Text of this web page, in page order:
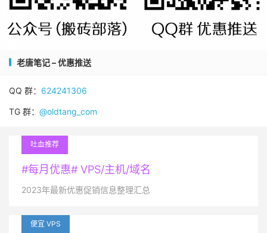
老唐笔记 – 优惠推送
QQ 群： 624241306
TG 群： @oldtang_com
吐血推荐
#每月优惠# VPS/主机/域名
2023年最新优惠促销信息整理汇总
便宜 VPS